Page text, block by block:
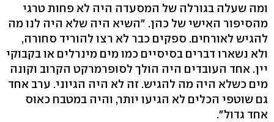
ומה שעלה בגורלה של המסעדה היה לא פחות טרגי
מהסיפור האישי של כהן. "השיא היה שלא היה לנו מה
להגיש לאורחים. ספקים כבר לא רצו להוריד סחורה,
ולא נשארו דברים בסיסיים כמו מים מינרלים או בקבוקי
יין. אחד העובדים היה הולך לסופרמרקט הקרוב וקונה
מים כשלא היה מה להגיש. זה לא היה הגיוני. ערב אחד
גם שוטפי הכלים לא הגיעו יותר, והיה במטבח כאוס
אחד גדול".